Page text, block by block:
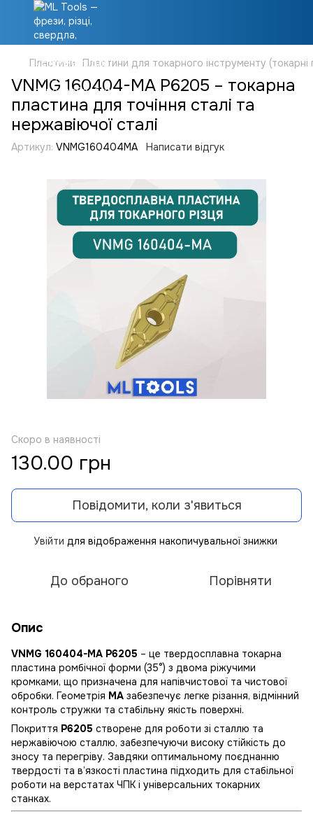
Пластини Пластини для токарного інструменту (токарні
VNMG 160404-MA P6205 – токарна
пластина для точіння сталі та
нержавіючої сталі
Артикул: VNMG160404MA Написати відгук
Скоро в наявності
130.00 грн
Повідомити, коли з'явиться
Увійти для відображення накопичувальної знижки
До обраного Порівняти
Опис
VNMG 160404-MA P6205 – це твердосплавна токарна
пластина ромбічної форми (35°) з двома ріжучими
кромками, що призначена для напівчистової та чистової
обробки. Геометрія MA забезпечує легке різання, відмінний
контроль стружки та стабільну якість поверхні.
Покриття P6205 створене для роботи зі сталлю та
нержавіючою сталлю, забезпечуючи високу стійкість до
зносу та перегріву. Завдяки оптимальному поєднанню
твердості та в’язкості пластина підходить для стабільної
роботи на верстатах ЧПК і універсальних токарних
станках.